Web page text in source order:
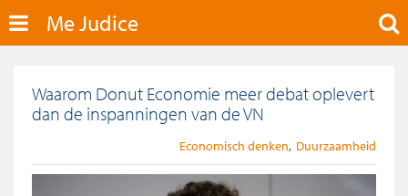
Me Judice
Waarom Donut Economie meer debat oplevert
dan de inspanningen van de VN
Economisch denken Duurzaamheid